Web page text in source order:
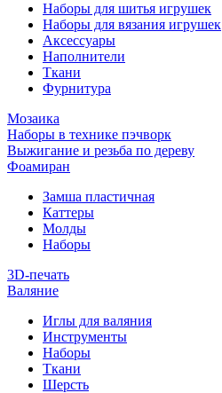
Наборы для шитья игрушек
Наборы для вязания игрушек
Аксессуары
Наполнители
Ткани
Фурнитура
Мозаика
Наборы в технике пэчворк
Выжигание и резьба по дереву
Фоамиран
Замша пластичная
Каттеры
Молды
Наборы
3D-печать
Валяние
Иглы для валяния
Инструменты
Наборы
Ткани
Шерсть